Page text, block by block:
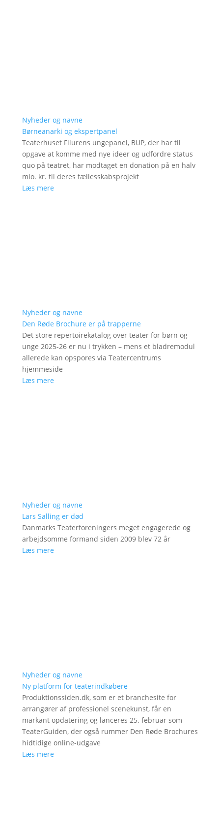
Nyheder og navne
Børneanarki og ekspertpanel
Teaterhuset Filurens ungepanel, BUP, der har til
opgave at komme med nye ideer og udfordre status
quo på teatret, har modtaget en donation på en halv
mio. kr. til deres fællesskabsprojekt
Læs mere
Nyheder og navne
Den Røde Brochure er på trapperne
Det store repertoirekatalog over teater for børn og
unge 2025-26 er nu i trykken – mens et bladremodul
allerede kan opspores via Teatercentrums
hjemmeside
Læs mere
Nyheder og navne
Lars Salling er død
Danmarks Teaterforeningers meget engagerede og
arbejdsomme formand siden 2009 blev 72 år
Læs mere
Nyheder og navne
Ny platform for teaterindkøbere
Produktionssiden.dk, som er et branchesite for
arrangører af professionel scenekunst, får en
markant opdatering og lanceres 25. februar som
TeaterGuiden, der også rummer Den Røde Brochures
hidtidige online-udgave
Læs mere